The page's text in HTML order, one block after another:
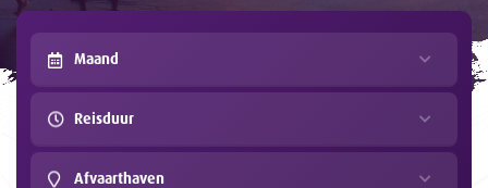
Maand
Reisduur
Afvaarthaven